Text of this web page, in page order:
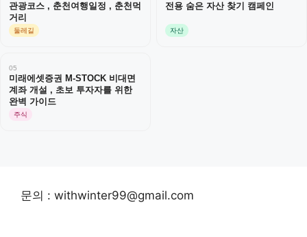
관광코스 , 춘천여행일정 , 춘천먹
거리
둘레길
전용 숨은 자산 찾기 캠페인
자산
05
미래에셋증권 M-STOCK 비대면
계좌 개설 , 초보 투자자를 위한
완벽 가이드
주식
문의 : withwinter99@gmail.com